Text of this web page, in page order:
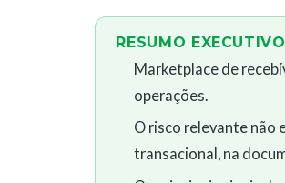
RESUMO EXECUTIVO
Marketplace de
operações.
O risco relevante não
transacional, na